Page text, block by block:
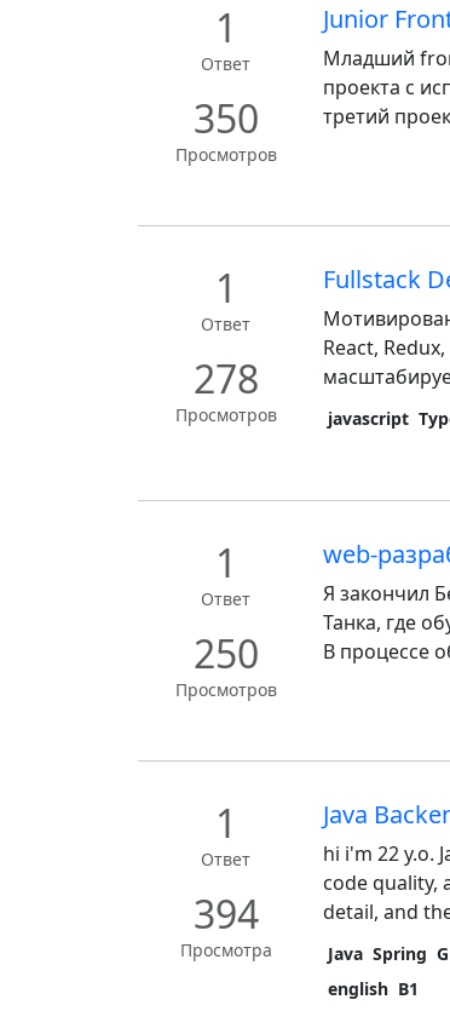
1
Ответ
350
Просмотров
Junior
Младший
проекта с
третий
1
Ответ
278
Просмотров
Fullstack
React,
javascript
1
Ответ
250
Просмотров
web-
Я закончил
Танка, где
В процессе
1
Ответ
394
Просмотра
Java
hi i'm 22 y.o.
code quality,
detail, and
Java Spring
english B1